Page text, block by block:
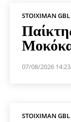
STOIXIMAN GBL
07/08/2026 14:23
STOIXIMAN GBL